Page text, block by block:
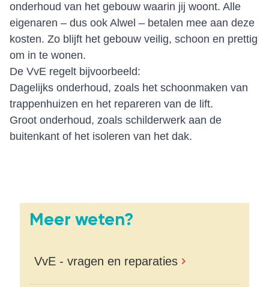
onderhoud van het gebouw waarin jij woont. Alle
eigenaren – dus ook Alwel – betalen mee aan deze
kosten. Zo blijft het gebouw veilig, schoon en prettig
om in te wonen.
De VvE regelt bijvoorbeeld:
Dagelijks onderhoud, zoals het schoonmaken van
trappenhuizen en het repareren van de lift.
Groot onderhoud, zoals schilderwerk aan de
buitenkant of het isoleren van het dak.
Meer weten?
VvE - vragen en reparaties